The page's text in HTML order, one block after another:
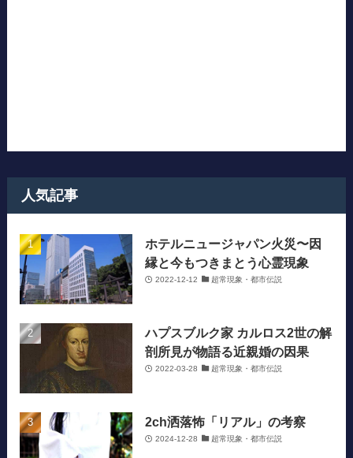
人気記事
ホテルニュージャパン火災〜因
縁と今もつきまとう心霊現象
2022-12-12 超常現象・都市伝説
ハプスブルク家 カルロス2世の解
剖所見が物語る近親婚の因果
2022-03-28 超常現象・都市伝説
2ch洒落怖「リアル」の考察
2024-12-28 超常現象・都市伝説